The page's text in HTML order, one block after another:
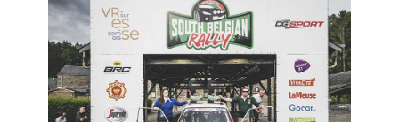
RALLYE
MONTAGNE
EVÈNEMENTS